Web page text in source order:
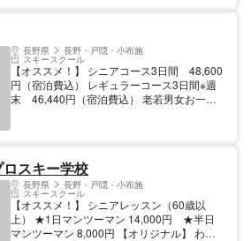
長野県 長野・戸隠・小布施
スキースクール
【オススメ！】 シニアコース3日間 48,600
円（宿泊費込） レギュラーコース3日間※週
末 46,440円（宿泊費込） 老若男女お一人
スキー学校
長野県 長野・戸隠・小布施
スキースクール
【オススメ！】 シニアレッスン（60歳以
上） ★1日マンツーマン 14,000円 ★半日
マンツーマン 8,000円 【オリジナル】 わが